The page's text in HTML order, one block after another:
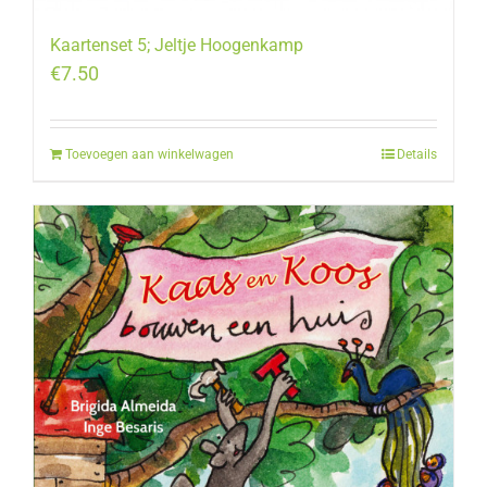
Kaartenset 5; Jeltje Hoogenkamp
€7.50
Toevoegen aan winkelwagen Details